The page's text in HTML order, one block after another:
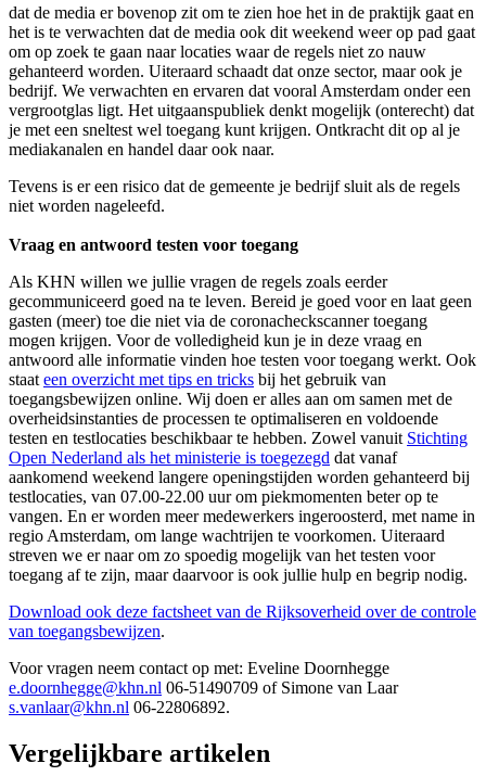
dat de media er bovenop zit om te zien hoe het in de praktijk gaat en
het is te verwachten dat de media ook dit weekend weer op pad gaat
om op zoek te gaan naar locaties waar de regels niet zo nauw
gehanteerd worden. Uiteraard schaadt dat onze sector, maar ook je
bedrijf. We verwachten en ervaren dat vooral Amsterdam onder een
vergrootglas ligt. Het uitgaanspubliek denkt mogelijk (onterecht) dat
je met een sneltest wel toegang kunt krijgen. Ontkracht dit op al je
mediakanalen en handel daar ook naar.
Tevens is er een risico dat de gemeente je bedrijf sluit als de regels
niet worden nageleefd.
Vraag en antwoord testen voor toegang
Als KHN willen we jullie vragen de regels zoals eerder
gecommuniceerd goed na te leven. Bereid je goed voor en laat geen
gasten (meer) toe die niet via de coronacheckscanner toegang
mogen krijgen. Voor de volledigheid kun je in deze vraag en
antwoord alle informatie vinden hoe testen voor toegang werkt. Ook
staat een overzicht met tips en tricks bij het gebruik van
toegangsbewijzen online. Wij doen er alles aan om samen met de
overheidsinstanties de processen te optimaliseren en voldoende
testen en testlocaties beschikbaar te hebben. Zowel vanuit Stichting
Open Nederland als het ministerie is toegezegd dat vanaf
aankomend weekend langere openingstijden worden gehanteerd bij
testlocaties, van 07.00-22.00 uur om piekmomenten beter op te
vangen. En er worden meer medewerkers ingeroosterd, met name in
regio Amsterdam, om lange wachtrijen te voorkomen. Uiteraard
streven we er naar om zo spoedig mogelijk van het testen voor
toegang af te zijn, maar daarvoor is ook jullie hulp en begrip nodig.
Download ook deze factsheet van de Rijksoverheid over de controle
van toegangsbewijzen.
Voor vragen neem contact op met: Eveline Doornhegge
e.doornhegge@khn.nl 06-51490709 of Simone van Laar
s.vanlaar@khn.nl 06-22806892.
Vergelijkbare artikelen